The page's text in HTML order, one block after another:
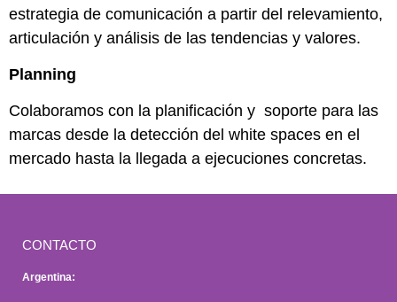
estrategia de comunicación a partir del relevamiento,
articulación y análisis de las tendencias y valores.
Planning
Colaboramos con la planificación y soporte para las
marcas desde la detección del white spaces en el
mercado hasta la llegada a ejecuciones concretas.
CONTACTO
Argentina: